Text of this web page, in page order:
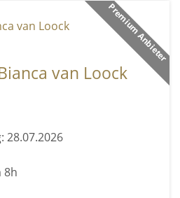
Premium Anbieter
van Loock
28.07.2026
8h